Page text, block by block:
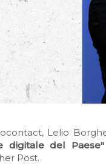
Lelio
digitale del Paese"
Post.